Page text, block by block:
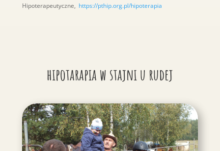
Hipoterapeutyczne, https://pthip.org.pl/hipoterapia
hipotarapia w stajni u rudej